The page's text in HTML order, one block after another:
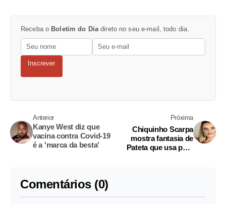
Receba o Boletim do Dia direto no seu e-mail, todo dia.
Inscrever
Anterior
Kanye West diz que
vacina contra Covid-19
é a 'marca da besta'
Próxima
Chiquinho Scarpa
mostra fantasia de
Pateta que usa para
Comentários (0)